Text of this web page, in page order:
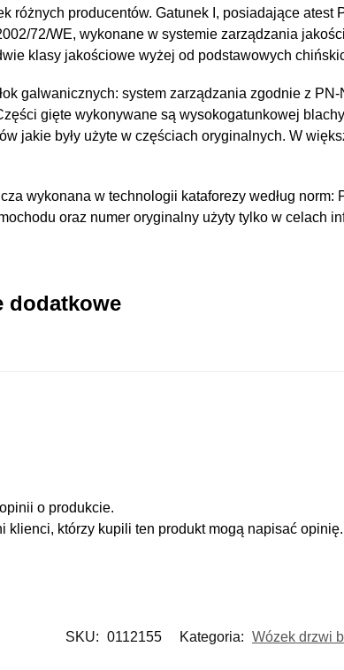
różnych producentów. Gatunek I, posiadające atest
72/WE, wykonane w systemie zarządzania
klasy jakościowe wyżej od podstawowych
galwanicznych: system zarządzania zgodnie z
gięte wykonywane są wysokogatunkowej
jakie były użyte w częściach oryginalnych. W
wykonana w technologii kataforezy według norm:
oraz numer oryginalny użyty tylko w celach
dodatkowe
o produkcie.
klienci, którzy kupili ten produkt mogą napisać opinię.
SKU: 0112155 Kategoria: Wózek drzwi